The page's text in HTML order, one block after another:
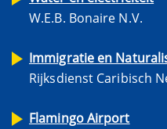
W.E.B. Bonaire N.V.
Immigratie en
Rijksdienst Caribisch
Flamingo Airport